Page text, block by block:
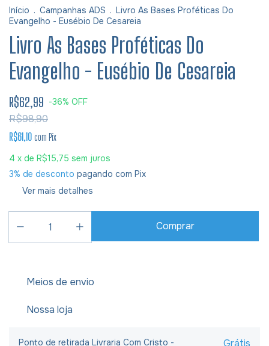
Início . Campanhas ADS . Livro As Bases Proféticas Do
Evangelho - Eusébio De Cesareia
Livro As Bases Proféticas Do
Evangelho - Eusébio De Cesareia
R$62,99 -36% OFF
R$98,90
R$61,10 com Pix
4 x de R$15,75 sem juros
3% de desconto pagando com Pix
Ver mais detalhes
Meios de envio
Nossa loja
Ponto de retirada Livraria Com Cristo -
Grátis